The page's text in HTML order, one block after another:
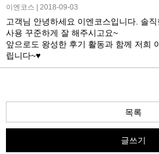
이엔코스 | 2018-09-03
고객님 안녕하세요 이엔코스입니다. 솔
사용 꾸준하게 잘 해주시고요~
앞으로도 왕성한 후기 활동과 함께 저희
립니다~♥
목록
글쓰기